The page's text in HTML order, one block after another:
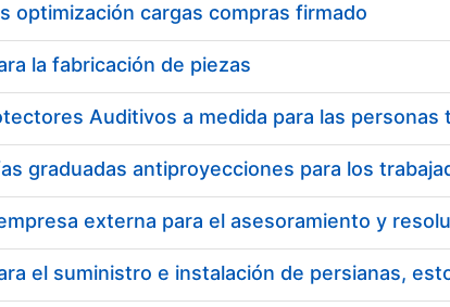
optimización cargas compras firmado
la fabricación de piezas
el suministro e instalación de persianas,